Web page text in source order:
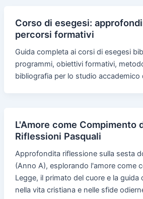
Corso di esegesi:
percorsi formativi
Guida completa ai corsi di esegesi
programmi, obiettivi formativi,
bibliografia per lo studio
L'Amore come Compimento
Riflessioni Pasquali
Approfondita riflessione sulla sesta
(Anno A), esplorando l'amore come
Legge, il primato del cuore e la guida
nella vita cristiana e nelle sfide